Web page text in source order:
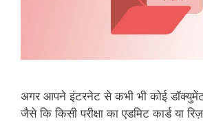
अगर आपने इंटरनेट से कभी भी कोई
जैसे कि किसी परीक्षा का एडमिट कार्ड या